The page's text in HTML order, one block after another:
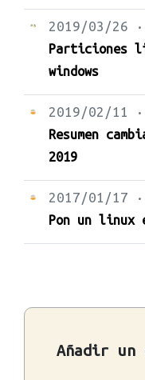
2019/03/26
Particiones
windows
2019/02/11
Resumen
2019
2017/01/17
Pon un linux
Añadir un